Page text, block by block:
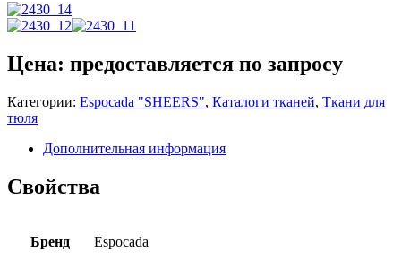
Цена: предоставляется по запросу
Категории: Espocadа "SHEERS", Каталоги тканей, Ткани для
тюля
Дополнительная информация
Свойства
Бренд Espocada